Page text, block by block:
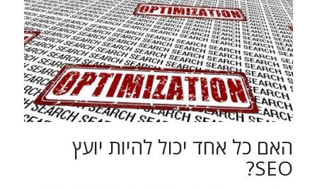
האם כל אחד יכול להיות יועץ
SEO?